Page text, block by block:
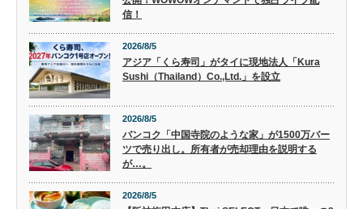
信！
2026/8/5
アジア「くら寿司」がタイに現地法人「Kura
Sushi（Thailand）Co.,Ltd.」を設立
2026/8/5
バンコク「中国寺院のような家」が1500万バー
ツで売り出し。所有者が売却理由を説明する
が…。
2026/8/5